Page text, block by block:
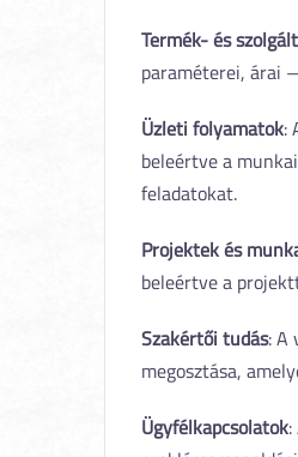
Termék- és
paraméterei, árai
Üzleti folyamatok:
beleértve a
feladatokat.
Projektek és
beleértve a
Szakértői tudás: A
megosztása,
Ügyfélkapcsolatok